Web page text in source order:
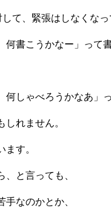
て、緊張はしなくなっ
書こうかなー」って
しゃべろうかなあ」
れません。
す。
と言っても、
なのかとか、